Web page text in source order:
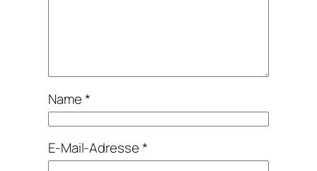
Name*
E-Mail-Adresse*